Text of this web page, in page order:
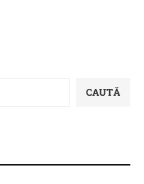
CAUTĂ